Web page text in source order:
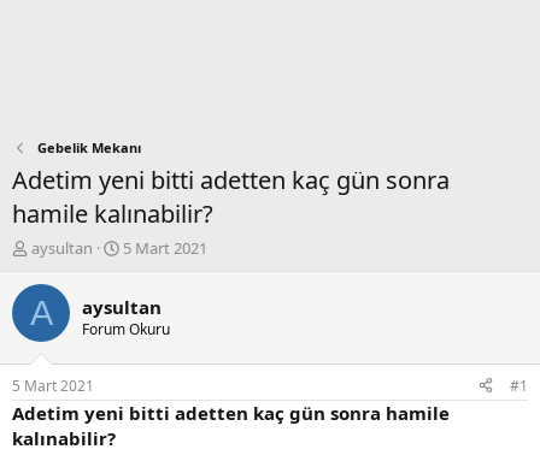
Gebelik Mekanı
Adetim yeni bitti adetten kaç gün sonra
hamile kalınabilir?
K
n
b
y
u
b
a
ş
aysultan
B
l
a
ı
ç
5 Mart 2021
A aysultan
Forum Okuru
5 Mart 2021 #1
Adetim yeni bitti adetten kaç gün sonra hamile
kalınabilir?